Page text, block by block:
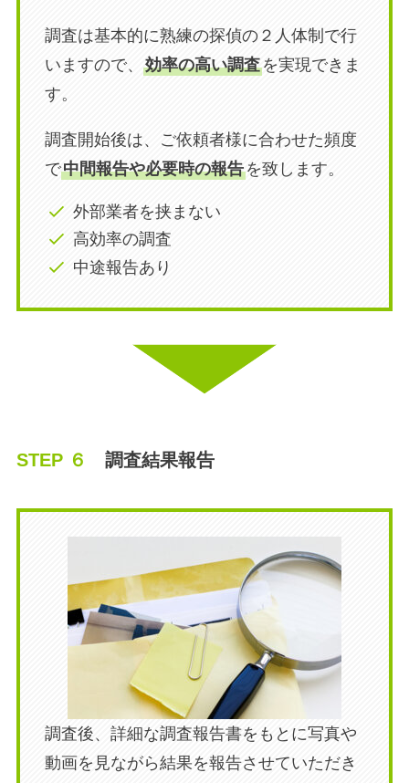
調査は基本的に熟練の探偵の２人体制で行
いますので、 効率の高い調査を実現できま
す。
調査開始後は、ご依頼者様に合わせた頻度
で中間報告や必要時の報告を致します。
外部業者を挟まない
高効率の調査
中途報告あり
STEP ６ 調査結果報告
調査後、詳細な調査報告書をもとに写真や
動画を見ながら結果を報告させていただき